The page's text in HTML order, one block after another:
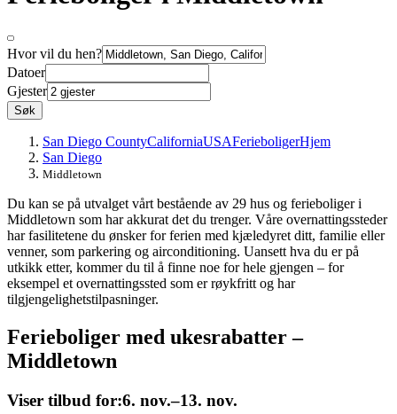
Hvor vil du hen?
Datoer
Gjester
Søk
San Diego CountyCaliforniaUSAFerieboligerHjem
San Diego
Middletown
Du kan se på utvalget vårt bestående av 29 hus og ferieboliger i
Middletown som har akkurat det du trenger. Våre overnattingssteder
har fasilitetene du ønsker for ferien med kjæledyret ditt, familie eller
venner, som parkering og airconditioning. Uansett hva du er på
utkikk etter, kommer du til å finne noe for hele gjengen – for
eksempel et overnattingssted som er røykfritt og har
tilgjengelighetstilpasninger.
Ferieboliger med ukesrabatter –
Middletown
Viser tilbud for:6. nov.–13. nov.